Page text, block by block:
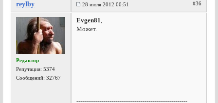
reylby 28 июля 2012 00:51 #36
Редактор
Репутация:5374
Сообщений: 32767
Evgen81,
Может.
---------------------------------------------------------